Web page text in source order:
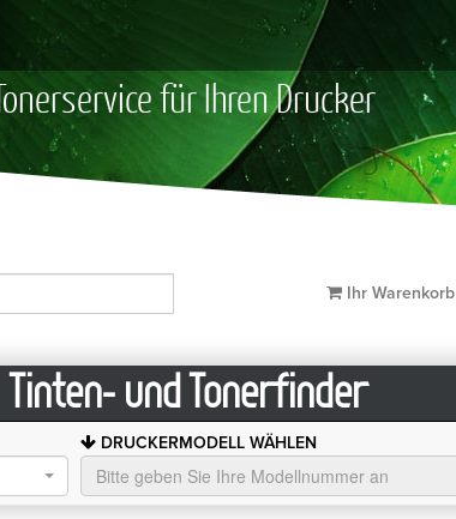
für Ihren Drucker
Ihr Warenkorb
Tinten- und Tonerfinder
DRUCKERMODELL WÄHLEN
Bitte geben Sie Ihre Modellnummer an